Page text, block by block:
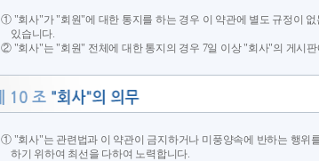
① "회사"가 "회원"에 대한 통지를 하는 경우 이 약관에 별도 규정이
있습니다.
② "회사"는 "회원" 전체에 대한 통지의 경우 7일 이상 "회사"의 게시
① "회사"는 관련법과 이 약관이 금지하거나 미풍양속에 반하는 행위
하기 위하여 최선을 다하여 노력합니다.